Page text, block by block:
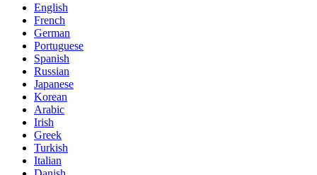
English
French
German
Portuguese
Spanish
Russian
Japanese
Korean
Arabic
Irish
Greek
Turkish
Italian